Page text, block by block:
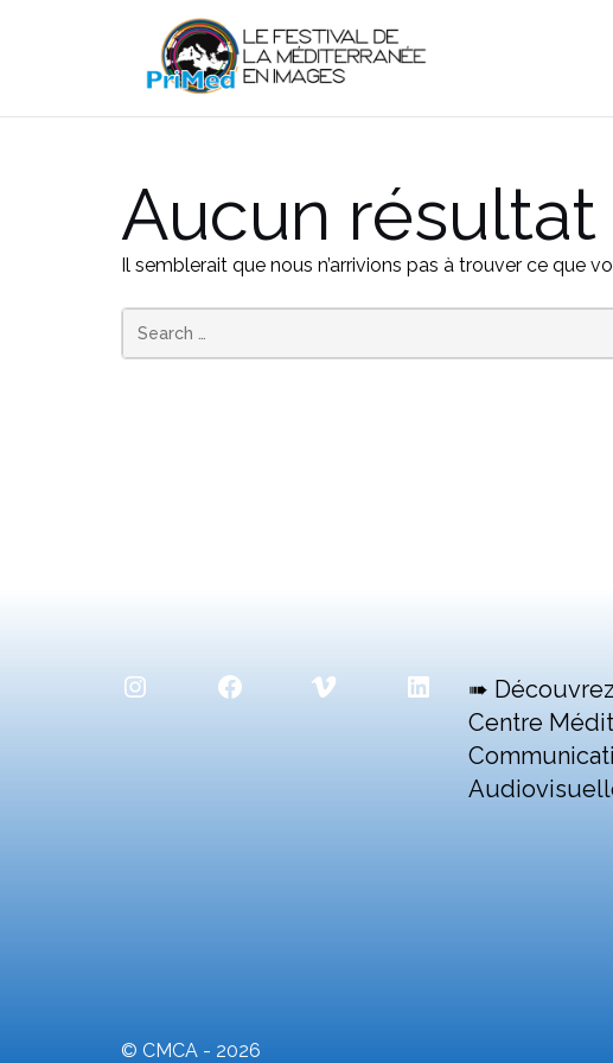
Aucun résultat
Il semblerait que nous n’arrivions pas à trouver ce que
InstagramFacebookVimeo LinkedIn
➠
Centre
© CMCA - 2026